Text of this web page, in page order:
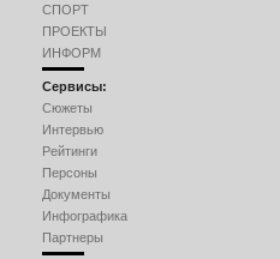
СПОРТ
ПРОЕКТЫ
ИНФОРМ
Сервисы:
Сюжеты
Интервью
Рейтинги
Персоны
Документы
Инфографика
Партнеры